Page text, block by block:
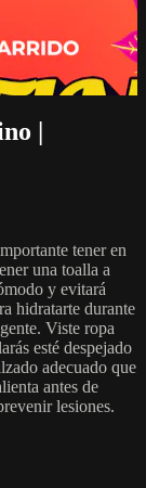
|
tener en
una toalla a
y evitará
hidratarte durante
Viste ropa
esté despejado
adecuado que
antes de
lesiones.